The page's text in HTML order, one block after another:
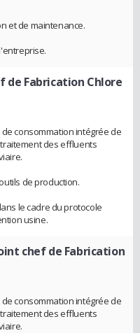
et de maintenance.
de Fabrication Chlore
consommation intégrée de
des effluents
de production.
le cadre du protocole
usine.
chef de Fabrication
consommation intégrée de
des effluents